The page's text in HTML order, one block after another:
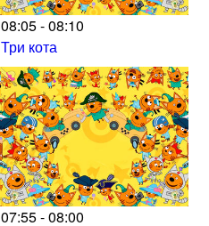
08:05 - 08:10
Три кота
07:55 - 08:00